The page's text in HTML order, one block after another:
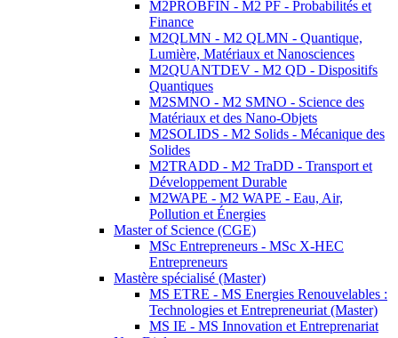
M2PROBFIN - M2 PF - Probabilités et
Finance
M2QLMN - M2 QLMN - Quantique,
Lumière, Matériaux et Nanosciences
M2QUANTDEV - M2 QD - Dispositifs
Quantiques
M2SMNO - M2 SMNO - Science des
Matériaux et des Nano-Objets
M2SOLIDS - M2 Solids - Mécanique des
Solides
M2TRADD - M2 TraDD - Transport et
Développement Durable
M2WAPE - M2 WAPE - Eau, Air,
Pollution et Énergies
Master of Science (CGE)
MSc Entrepreneurs - MSc X-HEC
Entrepreneurs
Mastère spécialisé (Master)
MS ETRE - MS Energies Renouvelables :
Technologies et Entrepreneuriat (Master)
MS IE - MS Innovation et Entreprenariat